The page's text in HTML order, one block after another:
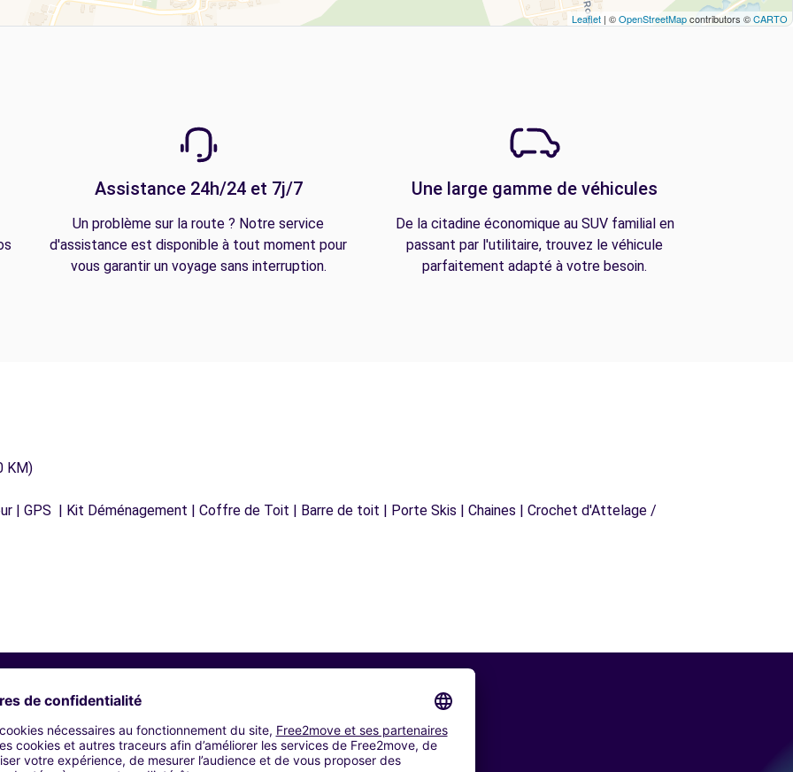
Leaflet | ©OpenStreetMapcontributors ©CARTO
Assistance 24h/24 et 7j/7
Un problème sur la route ? Notre service
d'assistance est disponible à tout moment pour
vous garantir un voyage sans interruption.
Une large gamme de véhicules
De la citadine économique au SUV familial en
passant par l'utilitaire, trouvez le véhicule
parfaitement adapté à votre besoin.
KM)
| GPS | Kit Déménagement | Coffre de Toit | Barre de toit | Porte Skis | Chaines | Crochet d'Attelage /
Agences similaires